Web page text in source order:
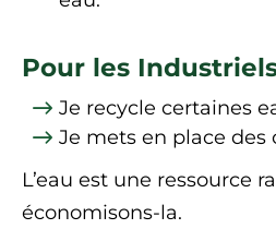
Pour les
Je recycle certaines
Je mets en place des
L’eau est une ressource
économisons-la.